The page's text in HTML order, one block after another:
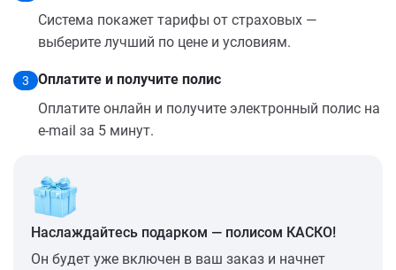
Система покажет тарифы от страховых —
выберите лучший по цене и условиям.
3
Оплатите и получите полис
Оплатите онлайн и получите электронный полис на
e-mail за 5 минут.
Наслаждайтесь подарком — полисом КАСКО!
Он будет уже включен в ваш заказ и начнет